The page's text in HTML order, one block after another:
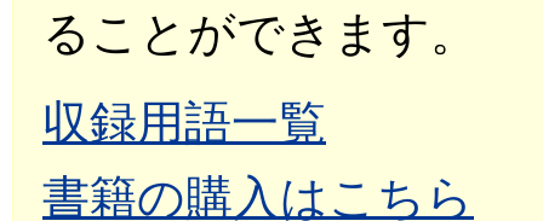
ることができます。
収録用語一覧
書籍の購入はこちら